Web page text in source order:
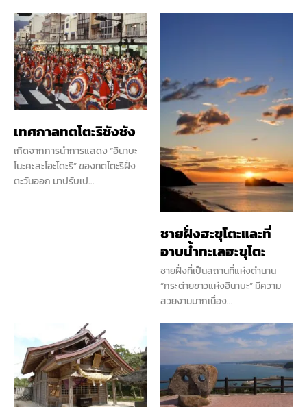
เทศกาลทตโตะริชังชัง
เกิดจากการนำการแสดง “อินาบะ
โนะคะสะโอะโดะริ” ของทตโตะริฝั่ง
ตะวันออก มาปรับเป...
ชายฝั่งฮะขุโตะและที่
อาบน้ำทะเลฮะขุโตะ
ชายฝั่งที่เป็นสถานที่แห่งตำนาน
“กระต่ายขาวแห่งอินาบะ” มีความ
สวยงามมากเนื่อง...